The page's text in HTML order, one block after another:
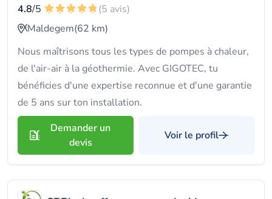
4.8/5
(5 avis)
Maldegem(62 km)
Nous maîtrisons tous les types de pompes à chaleur,
de l'air-air à la géothermie. Avec GIGOTEC, tu
bénéficies d'une expertise reconnue et d'une garantie
de 5 ans sur ton installation.
Demander un
devis
Voir le profil